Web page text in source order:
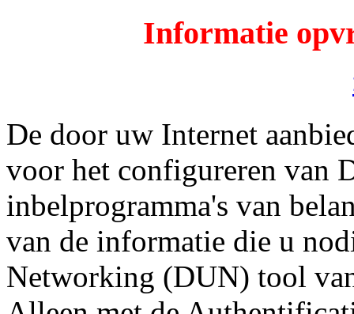
Informatie
De door uw Internet
voor het configureren van
inbelprogramma's van
van de informatie die u
Networking (DUN) tool